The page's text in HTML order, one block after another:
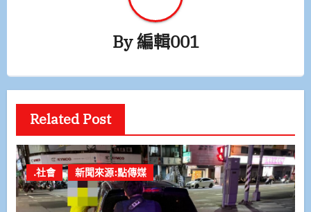
By編輯001
Related Post
.社會 新聞來源:點傳媒